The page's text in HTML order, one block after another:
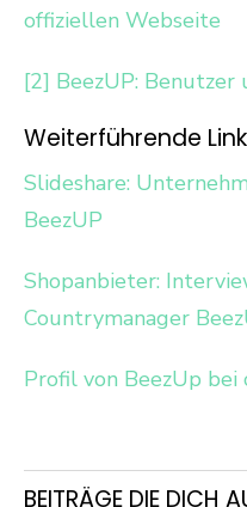
offiziellen Webseite
[2] BeezUP:
Weiterführende
Slideshare:
BeezUP
Shopanbieter:
Countrymanager
Profil von BeezUp bei
BEITRÄGE DIE DICH